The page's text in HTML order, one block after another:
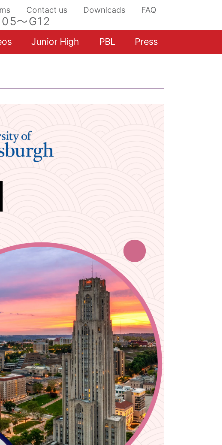
Contact us Downloads FAQ
～G12
Junior High PBL Press